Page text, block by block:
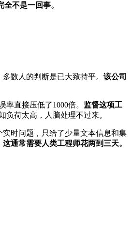
不是一回事。
数人的判断是已大致持平。 该公司
直接压低了1000倍。 监督这项工
荷太高，人脑处理不过来。
时问题，只给了少量文本信息和集
通常需要人类工程师花两到三天。